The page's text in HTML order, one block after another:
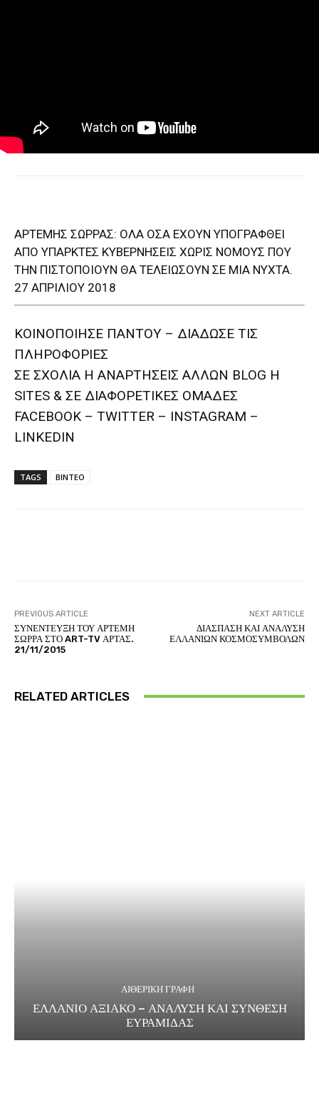
ΑΡΤΕΜΗΣ ΣΩΡΡΑΣ: ΟΛΑ ΟΣΑ ΕΧΟΥΝ ΥΠΟΓΡΑΦΘΕΙ
ΑΠΟ ΥΠΑΡΚΤΕΣ ΚΥΒΕΡΝΗΣΕΙΣ ΧΩΡΙΣ ΝΟΜΟΥΣ ΠΟΥ
ΤΗΝ ΠΙΣΤΟΠΟΙΟΥΝ ΘΑ ΤΕΛΕΙΩΣΟΥΝ ΣΕ ΜΙΑ ΝΥΧΤΑ.
27 ΑΠΡΙΛΙΟΥ 2018
ΚΟΙΝΟΠΟΙΗΣΕ ΠΑΝΤΟΥ – ΔΙΑΔΩΣΕ ΤΙΣ
ΠΛΗΡΟΦΟΡΙΕΣ
ΣΕ ΣΧΟΛΙΑ H ΑΝAΡΤΗΣΕΙΣ ΑΛΛΩΝ BLOG H
SITES & ΣΕ ΔΙΑΦΟΡΕTIKEΣ ΟΜΑΔΕΣ
FACEBOOK – TWITTER – INSTAGRAM –
LINKEDIN
TAGS ΒΙΝΤΕΟ
PREVIOUS ARTICLE
ΣΥΝΕΝΤΕΥΞΗ ΤΟΥ ΑΡΤΕΜΗ
ΣΩΡΡΑ ΣΤΟ ART-TV ΑΡΤΑΣ.
21/11/2015
NEXT ARTICLE
ΔΙΑΣΠΑΣΗ ΚΑΙ ΑΝΑΛΥΣΗ
ΕΛΛΑΝΙΩΝ ΚΟΣΜΟΣΥΜΒΟΛΩΝ
RELATED ARTICLES
ΑΙΘΕΡΙΚΗ ΓΡΑΦΗ
ΕΛΛΑΝΙΟ ΑΞΙΑΚΟ – ΑΝΑΛΥΣΗ ΚΑΙ ΣΥΝΘΕΣΗ
ΕΥΡΑΜΙΔΑΣ